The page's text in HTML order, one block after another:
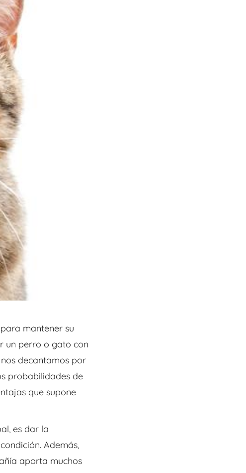
mantener su
un perro o gato con
nos decantamos por
probabilidades de
que supone
es dar la
Además,
aporta muchos